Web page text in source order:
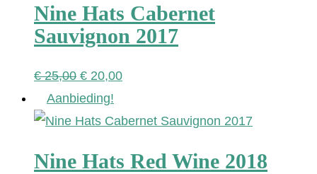
Nine Hats Cabernet
Sauvignon 2017
€25,00 Oorspronkelijke
prijs
was:
€ 20,00Huidige
is:
Aanbieding!
Nine Hats Red Wine 2018